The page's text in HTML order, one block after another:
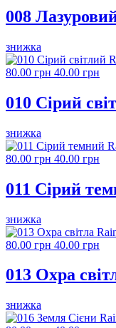
008
знижка
80.00 грн 40.00 грн
010 Сірий
знижка
80.00 грн 40.00 грн
011 Сірий
знижка
80.00 грн 40.00 грн
013 Охра
знижка